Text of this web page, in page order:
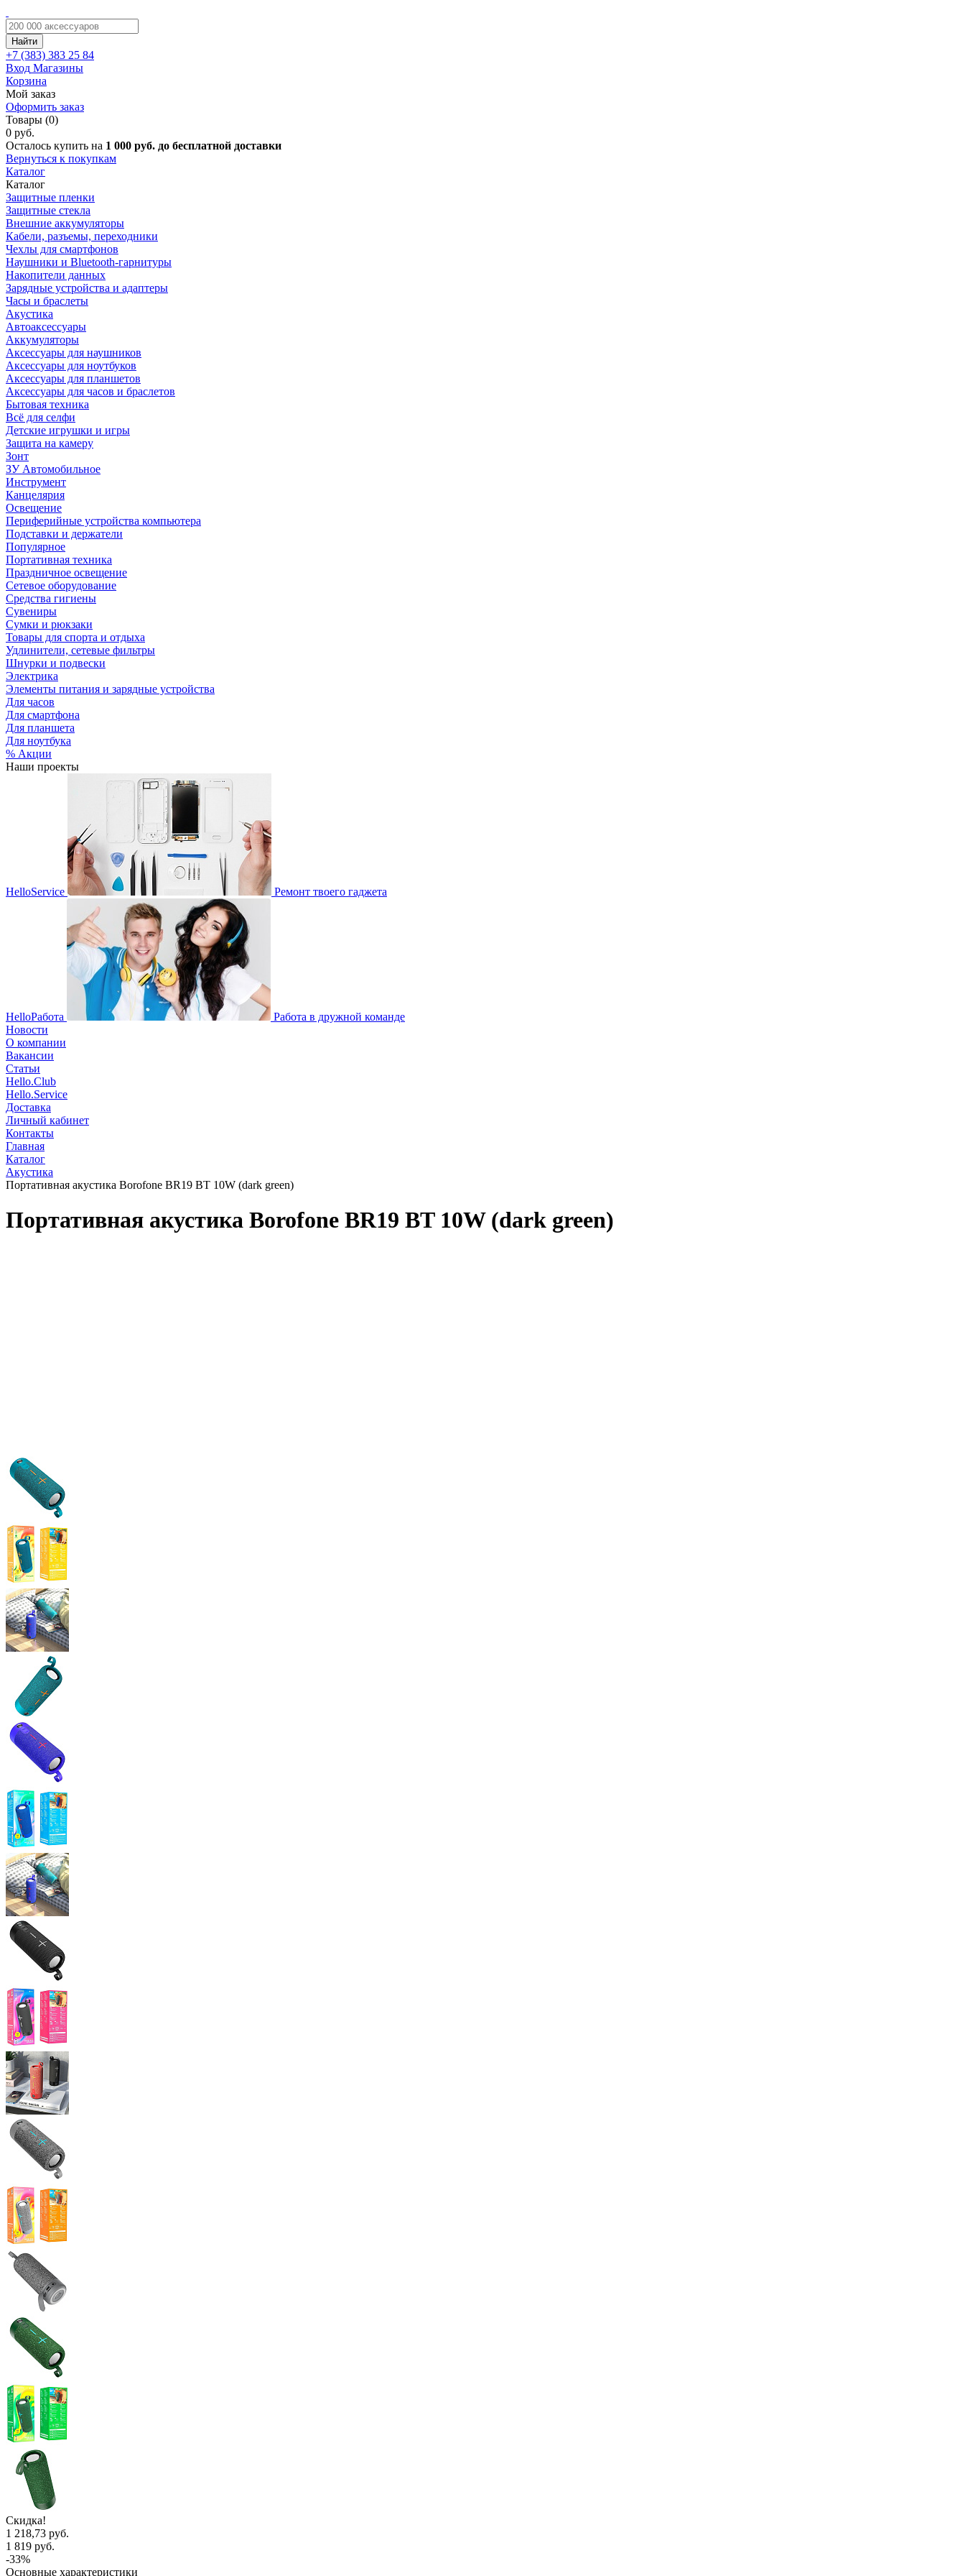
Найти
+7 (383) 383 25 84
Вход Магазины
Корзина
Мой заказ
Оформить заказ
Товары (0)
0 руб.
Осталось купить на 1 000 руб. до бесплатной доставки
Вернуться к покупкам
Каталог
Каталог
Защитные пленки
Защитные стекла
Внешние аккумуляторы
Кабели, разъемы, переходники
Чехлы для смартфонов
Наушники и Bluetooth-гарнитуры
Накопители данных
Зарядные устройства и адаптеры
Часы и браслеты
Акустика
Автоаксессуары
Аккумуляторы
Аксессуары для наушников
Аксессуары для ноутбуков
Аксессуары для планшетов
Аксессуары для часов и браслетов
Бытовая техника
Всё для селфи
Детские игрушки и игры
Защита на камеру
Зонт
ЗУ Автомобильное
Инструмент
Канцелярия
Освещение
Периферийные устройства компьютера
Подставки и держатели
Популярное
Портативная техника
Праздничное освещение
Сетевое оборудование
Средства гигиены
Сувениры
Сумки и рюкзаки
Товары для спорта и отдыха
Удлинители, сетевые фильтры
Шнурки и подвески
Электрика
Элементы питания и зарядные устройства
Для часов
Для смартфона
Для планшета
Для ноутбука
% Акции
Наши проекты
HelloService Ремонт твоего гаджета
HelloРабота
Работа в дружной команде
Новости
О компании
Вакансии
Статьи
Hello.Club
Hello.Service
Доставка
Личный кабинет
Контакты
Главная
Каталог
Акустика
Портативная акустика Borofone BR19 BT 10W (dark green)
Портативная акустика Borofone BR19 BT 10W (dark green)
Скидка!
1 218,73 руб.
1 819 руб.
-33%
Основные характеристики